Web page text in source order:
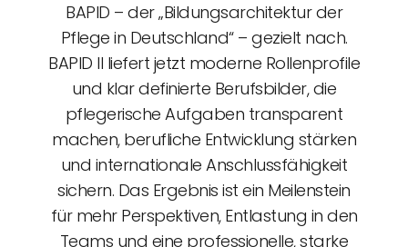
BAPID – der „Bildungsarchitektur der
Pflege in Deutschland“ – gezielt nach.
BAPID II liefert jetzt moderne Rollenprofile
und klar definierte Berufsbilder, die
pflegerische Aufgaben transparent
machen, berufliche Entwicklung stärken
und internationale Anschlussfähigkeit
sichern. Das Ergebnis ist ein Meilenstein
für mehr Perspektiven, Entlastung in den
Teams und eine professionelle, starke